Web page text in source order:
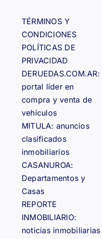
TÉRMINOS Y
CONDICIONES
POLÍTICAS DE
PRIVACIDAD
DERUEDAS.COM.AR:
portal líder en
compra y venta de
vehículos
MITULA: anuncios
clasificados
inmobiliarios
CASANUROA:
Departamentos y
Casas
REPORTE
INMOBILIARIO:
noticias inmobiliarias